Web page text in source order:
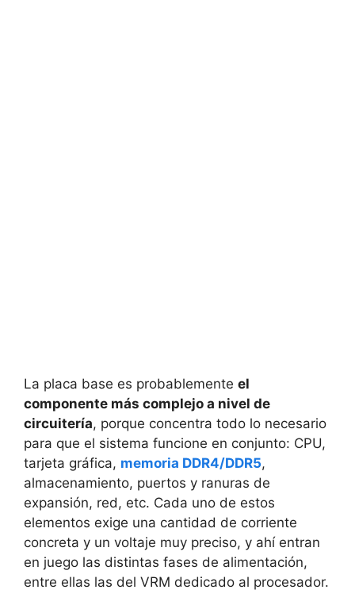
La placa base es probablemente el
componente más complejo a nivel de
circuitería, porque concentra todo lo necesario
para que el sistema funcione en conjunto: CPU,
tarjeta gráfica, memoria DDR4/DDR5,
almacenamiento, puertos y ranuras de
expansión, red, etc. Cada uno de estos
elementos exige una cantidad de corriente
concreta y un voltaje muy preciso, y ahí entran
en juego las distintas fases de alimentación,
entre ellas las del VRM dedicado al procesador.